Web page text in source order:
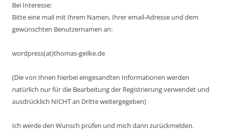
Bei Interesse:
Bitte eine mail mit Ihrem Namen, Ihrer email-Adresse und dem
gewünschten Benutzernamen an:
wordpress(at)thomas-geilke.de
(Die von Ihnen hierbei eingesandten Informationen werden
natürlich nur für die Bearbeitung der Registrierung verwendet und
ausdrücklich NICHT an Dritte weitergegeben)
Ich werde den Wunsch prüfen und mich dann zurückmelden.